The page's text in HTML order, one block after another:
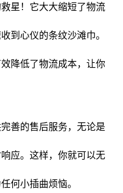
星！它大大缩短了物流
到心仪的条纹沙滩巾。
降低了物流成本，让你
善的售后服务，无论是
应。这样，你就可以无
何小插曲烦恼。